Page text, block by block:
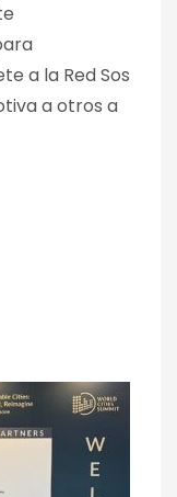
a la Red Sos
a otros a